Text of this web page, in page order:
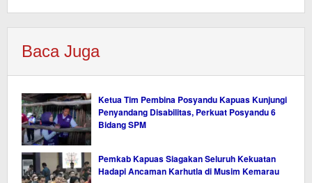
Baca Juga
Ketua Tim Pembina Posyandu Kapuas Kunjungi
Penyandang Disabilitas, Perkuat Posyandu 6
Bidang SPM
Pemkab Kapuas Siagakan Seluruh Kekuatan
Hadapi Ancaman Karhutla di Musim Kemarau